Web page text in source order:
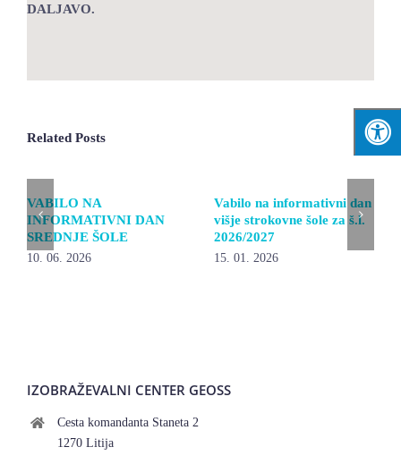
DALJAVO.
Related Posts
VABILO NA
INFORMATIVNI DAN
SREDNJE ŠOLE
10. 06. 2026
Vabilo na informativni dan
višje strokovne šole za š.l.
2026/2027
15. 01. 2026
IZOBRAŽEVALNI CENTER GEOSS
Cesta komandanta Staneta 2
1270 Litija